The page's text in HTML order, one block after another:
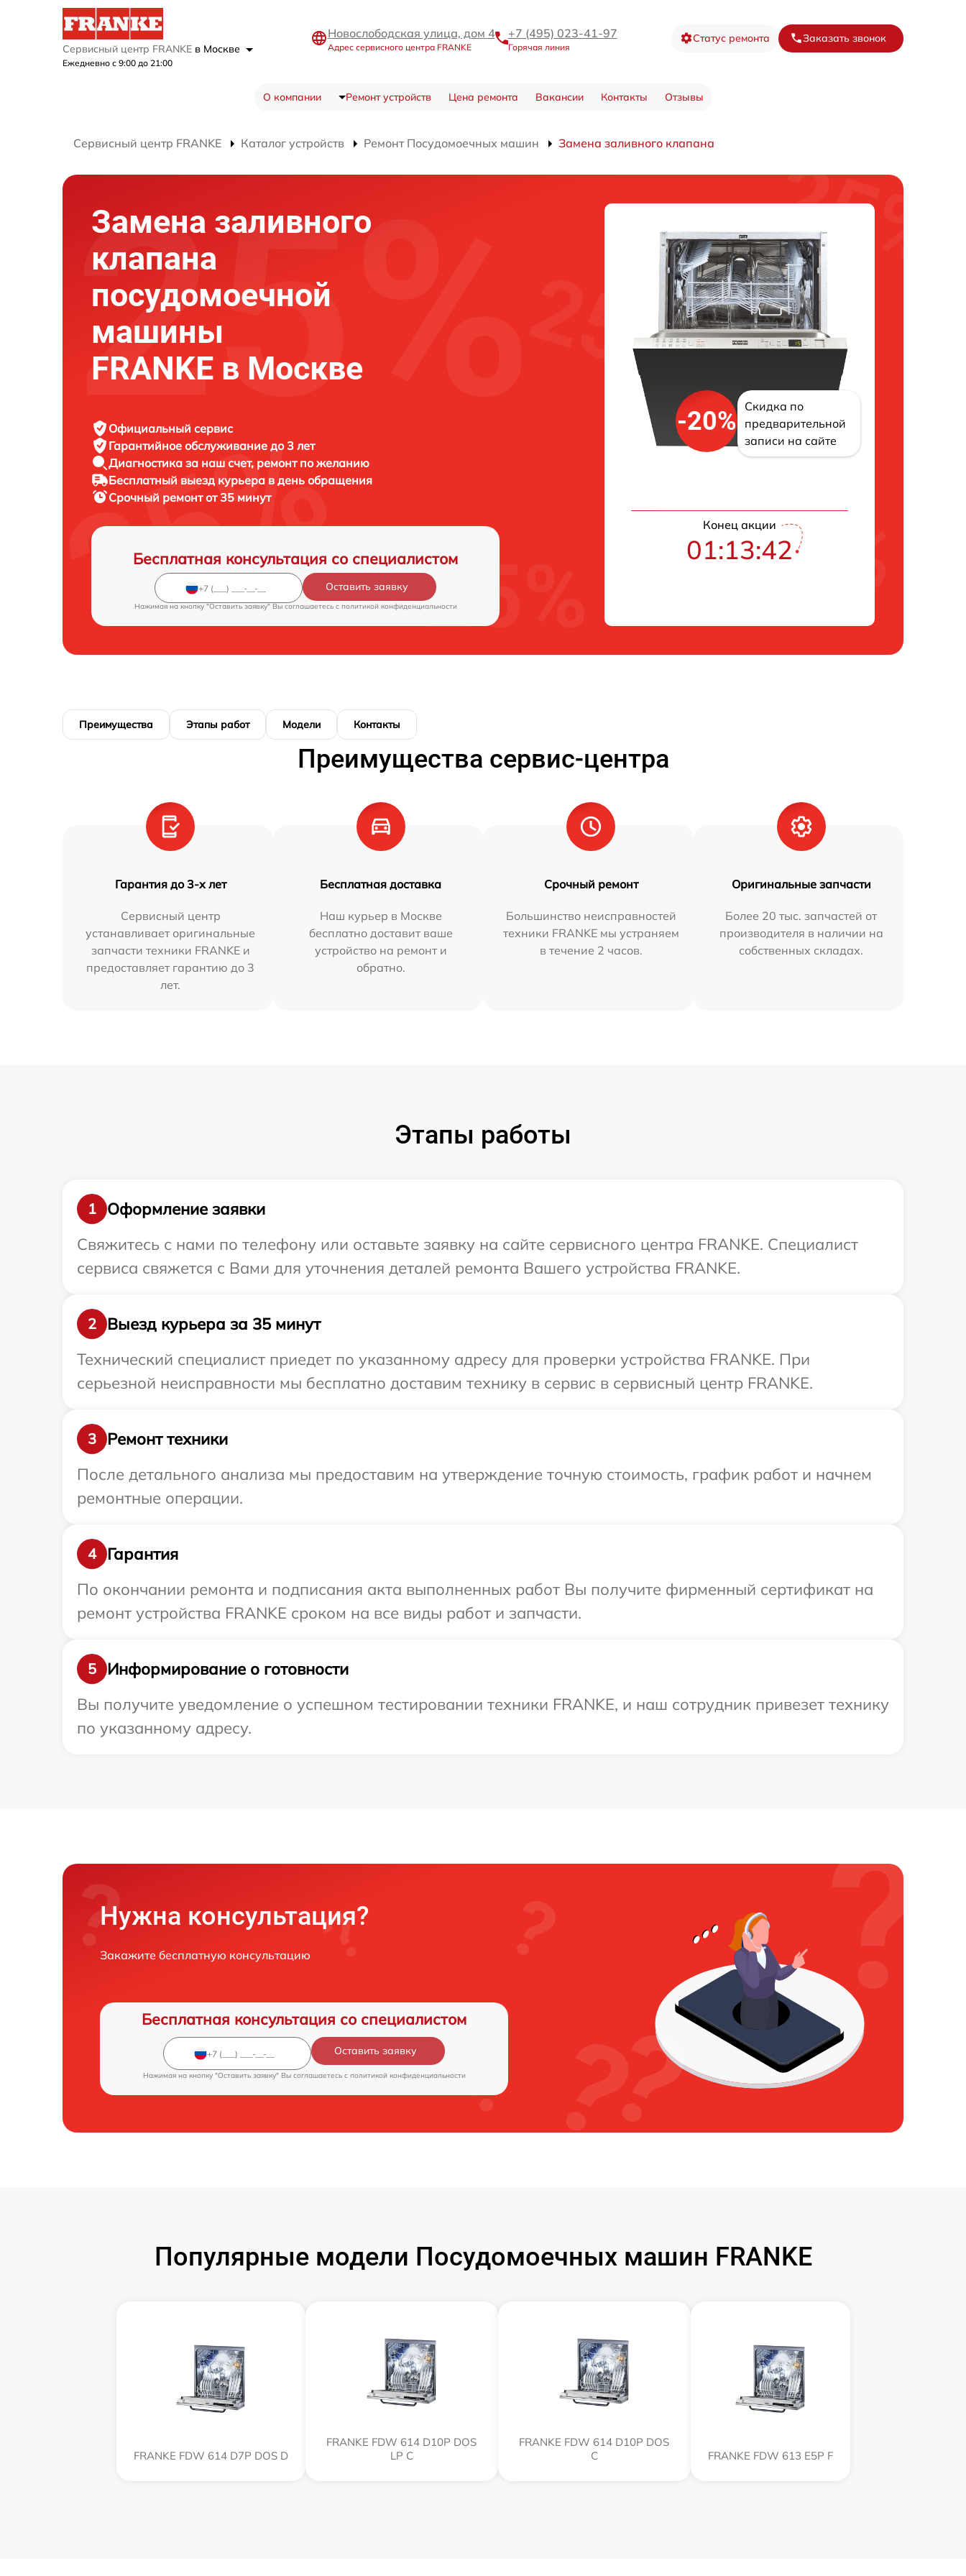
Сервисный центр FRANKE в Москве
Ежедневно с 9:00 до 21:00
Новослободская улица, дом 4
Адрес сервисного центра FRANKE
+7 (495) 023-41-97
Горячая линия
Статус ремонта Заказать звонок
О компании Ремонт устройств Цена ремонта Вакансии Контакты Отзывы
Сервисный центр FRANKE Каталог устройств Ремонт Посудомоечных машин Замена заливного клапана
Замена заливного
клапана
посудомоечной
машины
FRANKE в Москве
Официальный сервис
Гарантийное обслуживание до 3 лет
Диагностика за наш счет, ремонт по желанию
Бесплатный выезд курьера в день обращения
Срочный ремонтот 35 минут
Бесплатная консультация со специалистом
Оставить заявку
Нажимая на кнопку "Оставить заявку" Вы соглашаетесь c политикой конфиденциальности
-20%
Скидка по
предварительной
записи на сайте
Конец акции
01:13:41
Преимущества Этапы работ Модели Контакты
Преимущества сервис-центра
Гарантия до 3-х лет
Сервисный центр
устанавливает оригинальные
запчасти техники FRANKE и
предоставляет гарантию до 3
лет.
Бесплатная доставка
Наш курьер в Москве
бесплатно доставит ваше
устройство на ремонт и
обратно.
Срочный ремонт
Большинство неисправностей
техники FRANKE мы устраняем
в течение 2 часов.
Оригинальные запчасти
Более 20 тыс. запчастей от
производителя в наличии на
собственных складах.
Этапы работы
1
Оформление заявки
Свяжитесь с нами по телефону или оставьте заявку на сайте сервисного центра FRANKE. Специалист
сервиса свяжется с Вами для уточнения деталей ремонта Вашего устройства FRANKE.
2
Выезд курьера за 35 минут
Технический специалист приедет по указанному адресу для проверки устройства FRANKE. При
серьезной неисправности мы бесплатно доставим технику в сервис в сервисный центр FRANKE.
3
Ремонт техники
После детального анализа мы предоставим на утверждение точную стоимость, график работ и начнем
ремонтные операции.
4
Гарантия
По окончании ремонта и подписания акта выполненных работ Вы получите фирменный сертификат на
ремонт устройства FRANKE сроком на все виды работ и запчасти.
5
Информирование о готовности
Вы получите уведомление о успешном тестировании техники FRANKE, и наш сотрудник привезет технику
по указанному адресу.
Нужна консультация?
Закажите бесплатную консультацию
Бесплатная консультация со специалистом
Оставить заявку
Нажимая на кнопку "Оставить заявку" Вы соглашаетесь c политикой конфиденциальности
Популярные модели Посудомоечных машин FRANKE
FRANKE FDW 614 D7P DOS D
FRANKE FDW 614 D10P DOS
LP C
FRANKE FDW 614 D10P DOS
C
FRANKE FDW 613 E5P F